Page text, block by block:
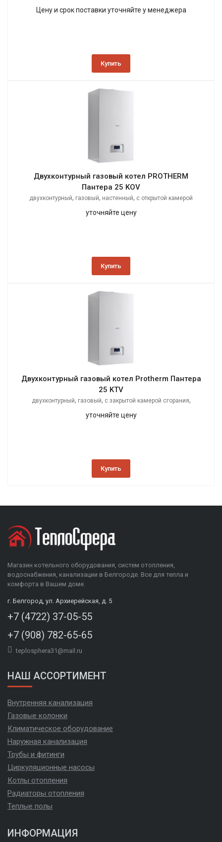
Цену и срок поставки уточняйте у менеджера
Купить
Двухконтурный газовый котел PROTHERM
Пантера 25 KOV
двухконтурный, газовый, настенный, с открытой камерой
сгорания
уточняйте цену
Купить
Двухконтурный газовый котел Protherm Пантера
25 KTV
двухконтурный, газовый, с закрытой камерой сгорания,
настенный
уточняйте цену
Купить
Магазин котельного оборудования, систем отопления,
водоснабжения, канализации в Белгороде. Все для тепла и
комфорта в Вашем доме.
г. Белгород, ул. Архиерейская, д. 5
+7 (4722) 37-05-55
+7 (908) 782-65-65
teplosphera31@mail.ru
НАШ АССОРТИМЕНТ
Внутренняя канализация
Газовые колонки
Климатическое оборудование
Наружная канализация
Трубы и фитинги
Циркуляционные насосы
Котлы отопления
Радиаторы отопления
Теплые полы
ИНФОРМАЦИЯ